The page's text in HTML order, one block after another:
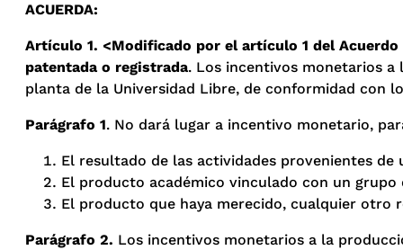
ACUERDA:
Artículo 1. <Modificado por el artículo 1 del
patentada o registrada. Los incentivos monetarios
planta de la Universidad Libre, de conformidad con
Parágrafo 1. No dará lugar a incentivo monetario,
El resultado de las actividades provenientes
El producto académico vinculado con un
El producto que haya merecido, cualquier otro
Parágrafo 2. Los incentivos monetarios a la